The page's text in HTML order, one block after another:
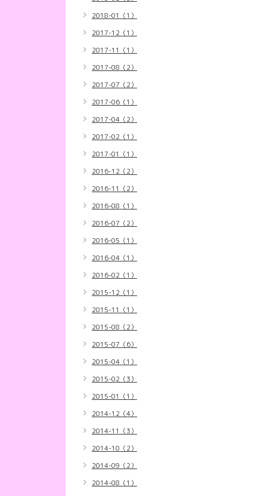
2018-01（1）
2017-12（1）
2017-11（1）
2017-08（2）
2017-07（2）
2017-06（1）
2017-04（2）
2017-02（1）
2017-01（1）
2016-12（2）
2016-11（2）
2016-08（1）
2016-07（2）
2016-05（1）
2016-04（1）
2016-02（1）
2015-12（1）
2015-11（1）
2015-08（2）
2015-07（6）
2015-04（1）
2015-02（3）
2015-01（1）
2014-12（4）
2014-11（3）
2014-10（2）
2014-09（2）
2014-08（1）